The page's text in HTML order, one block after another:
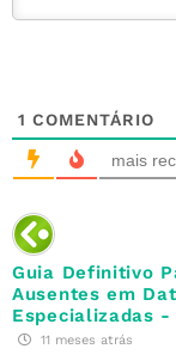
1 COMENTÁRIO
mais
Guia Definitivo
Ausentes em
Especializadas -
11 meses atrás